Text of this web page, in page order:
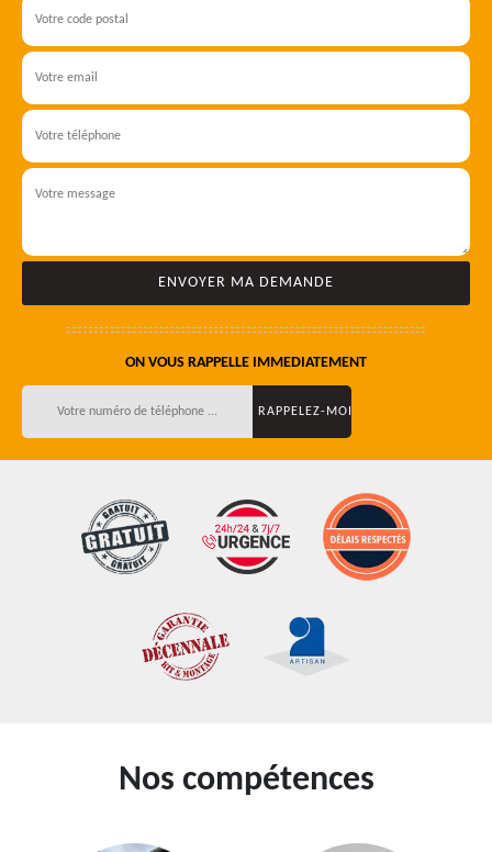
ON VOUS RAPPELLE IMMEDIATEMENT
Nos compétences